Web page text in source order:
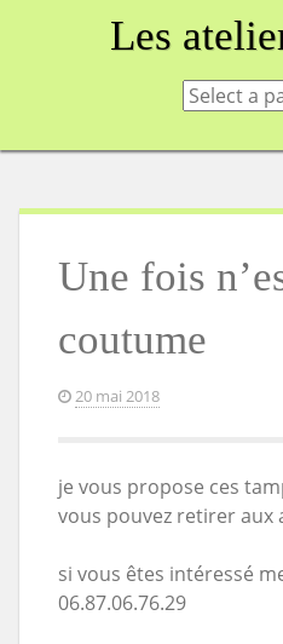
Les
Une fois
coutume
20 mai 2018
je vous propose ces
vous pouvez retirer aux
si vous êtes intéressé
06.87.06.76.29